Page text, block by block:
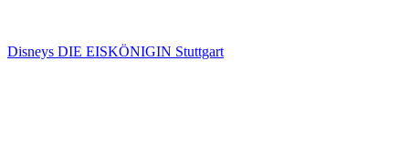
Disneys DIE EISKÖNIGIN Stuttgart